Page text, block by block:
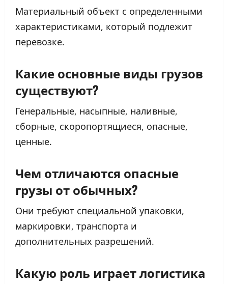
Материальный объект с определенными
характеристиками, который подлежит
перевозке.
Какие основныевиды грузов
существуют?
Генеральные, насыпные, наливные,
сборные, скоропортящиеся, опасные,
ценные.
Чем отличаются опасные
грузы от обычных?
Они требуют специальной упаковки,
маркировки, транспорта и
дополнительных разрешений.
Какую роль играетлогистика